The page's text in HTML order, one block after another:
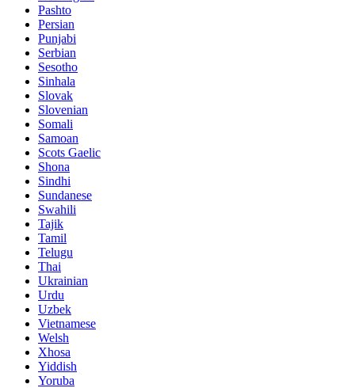
Pashto
Persian
Punjabi
Serbian
Sesotho
Sinhala
Slovak
Slovenian
Somali
Samoan
Scots Gaelic
Shona
Sindhi
Sundanese
Swahili
Tajik
Tamil
Telugu
Thai
Ukrainian
Urdu
Uzbek
Vietnamese
Welsh
Xhosa
Yiddish
Yoruba